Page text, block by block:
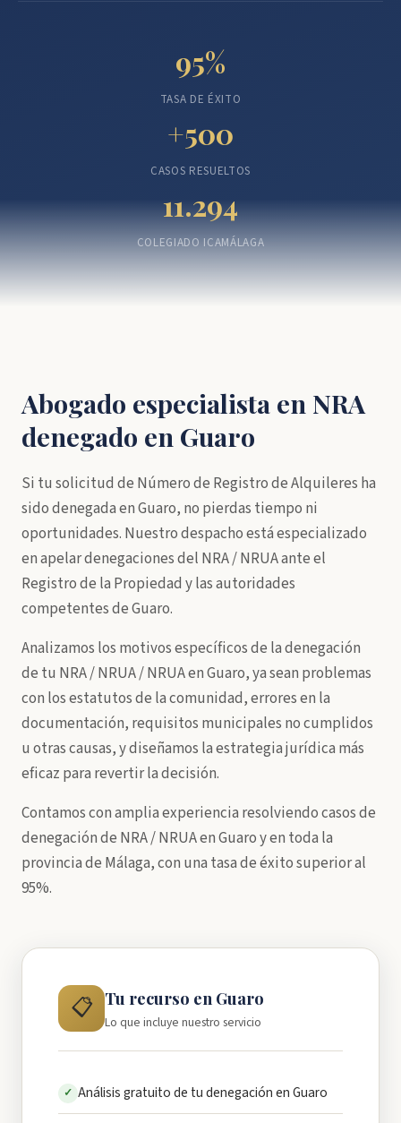
95%
TASA DE ÉXITO
+500
CASOS RESUELTOS
11.294
COLEGIADO ICAMÁLAGA
Abogado especialista en NRA
denegado en Guaro
Si tu solicitud de Número de Registro de Alquileres ha
sido denegada en Guaro, no pierdas tiempo ni
oportunidades. Nuestro despacho está especializado
en apelar denegaciones del NRA / NRUA ante el
Registro de la Propiedad y las autoridades
competentes de Guaro.
Analizamos los motivos específicos de la denegación
de tu NRA / NRUA / NRUA en Guaro, ya sean problemas
con los estatutos de la comunidad, errores en la
documentación, requisitos municipales no cumplidos
u otras causas, y diseñamos la estrategia jurídica más
eficaz para revertir la decisión.
Contamos con amplia experiencia resolviendo casos de
denegación de NRA / NRUA en Guaro y en toda la
provincia de Málaga, con una tasa de éxito superior al
95%.
📋 Tu recurso en Guaro
Lo que incluye nuestro servicio
✓ Análisis gratuito de tu denegación en Guaro